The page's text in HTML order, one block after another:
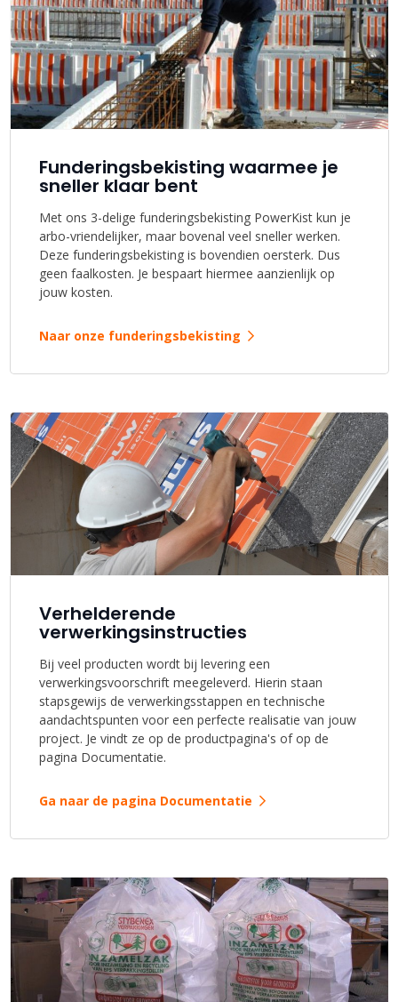
Funderingsbekisting waarmee je
sneller klaar bent
Met ons 3-delige funderingsbekisting PowerKist kun je
arbo-vriendelijker, maar bovenal veel sneller werken.
Deze funderingsbekisting is bovendien oersterk. Dus
geen faalkosten. Je bespaart hiermee aanzienlijk op
jouw kosten.
Naar onze funderingsbekisting
Verhelderende
verwerkingsinstructies
Bij veel producten wordt bij levering een
verwerkingsvoorschrift meegeleverd. Hierin staan
stapsgewijs de verwerkingsstappen en technische
aandachtspunten voor een perfecte realisatie van jouw
project. Je vindt ze op de productpagina's of op de
pagina Documentatie.
Ga naar de pagina Documentatie